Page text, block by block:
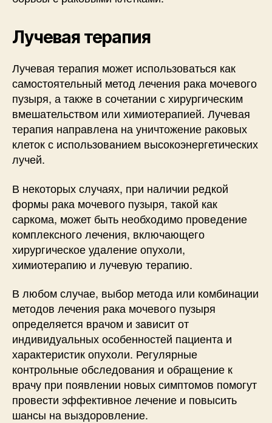
Лучевая терапия
Лучевая терапия может использоваться как
самостоятельный метод лечения рака мочевого
пузыря, а также в сочетании с хирургическим
вмешательством или химиотерапией. Лучевая
терапия направлена на уничтожение раковых
клеток с использованием высокоэнергетических
лучей.
В некоторых случаях, при наличии редкой
формы рака мочевого пузыря, такой как
саркома, может быть необходимо проведение
комплексного лечения, включающего
хирургическое удаление опухоли,
химиотерапию и лучевую терапию.
В любом случае, выбор метода или комбинации
методов лечения рака мочевого пузыря
определяется врачом и зависит от
индивидуальных особенностей пациента и
характеристик опухоли. Регулярные
контрольные обследования и обращение к
врачу при появлении новых симптомов помогут
провести эффективное лечение и повысить
шансы на выздоровление.